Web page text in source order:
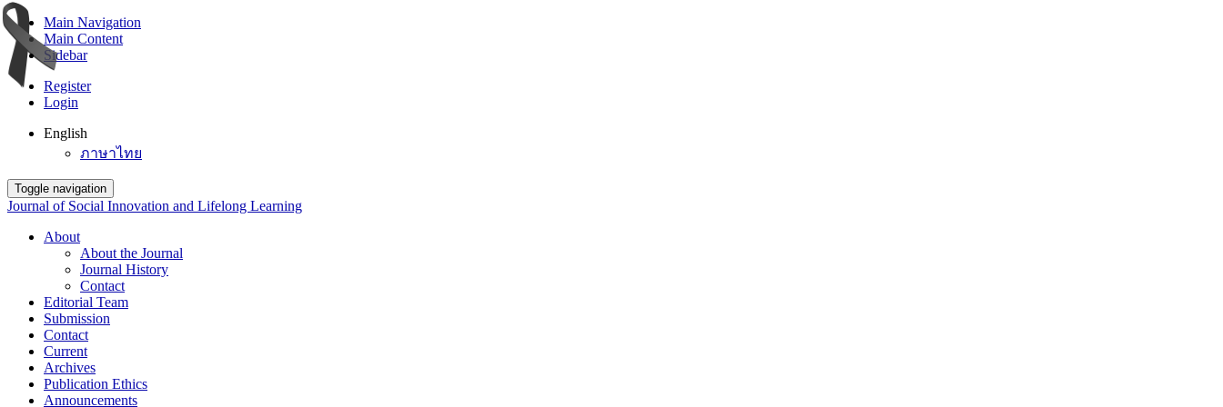
Main Navigation
Main Content
Sidebar
Register
Login
English
ภาษาไทย
Toggle navigation
Journal of Social Innovation and Lifelong Learning
About
About the Journal
Journal History
Contact
Editorial Team
Submission
Contact
Current
Archives
Publication Ethics
Announcements